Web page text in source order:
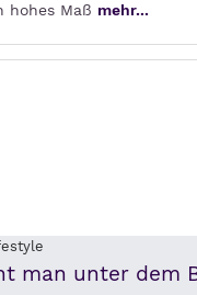
hohes Maß mehr...
man unter dem